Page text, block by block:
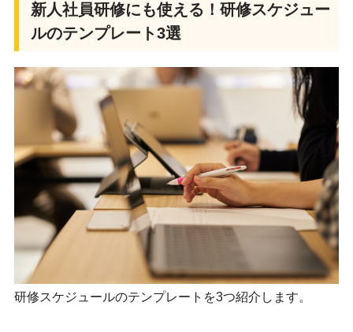
新人社員研修にも使える！研修スケジュー
ルのテンプレート3選
研修スケジュールのテンプレートを3つ紹介します。